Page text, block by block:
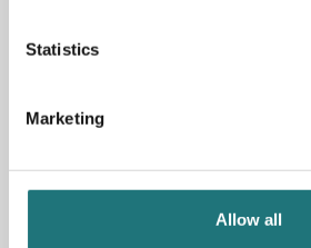
Statistics
Marketing
Allow all
Söndag: 11-17